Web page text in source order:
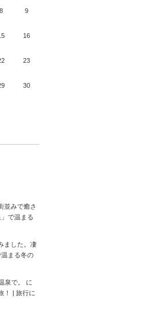
8 9
16
23
30
並みで癒さ
で温まる
ました。凄
まる冬の
泉で。
に
！ | 旅行に